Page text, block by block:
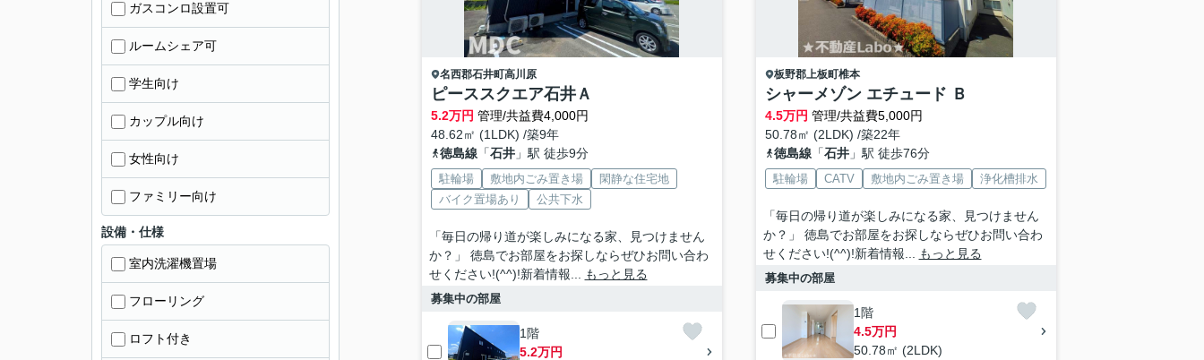
名西郡石井町高川原
ピーススクエア石井Ａ
5.2万円 管理/共益費4,000円
48.62㎡ (1LDK) /築9年
徳島線「石井」駅 徒歩9分
駐輪場 敷地内ごみ置き場
閑静な住宅地
バイク置場あり
公共下水
「毎日の帰り道が楽しみになる家、見つけません
か？」 徳島でお部屋をお探しならぜひお問い合わ
せください!(^^)!新着情報...
もっと見る
募集中の部屋
1階
5.2万円
板野郡上板町椎本
シャーメゾン エチュード Ｂ
4.5万円 管理/共益費5,000円
50.78㎡ (2LDK) /築22年
徳島線「石井」駅 徒歩76分
駐輪場 CATV 敷地内ごみ置き場 浄化槽排水
「毎日の帰り道が楽しみになる家、見つけません
か？」 徳島でお部屋をお探しならぜひお問い合わ
せください!(^^)!新着情報...
もっと見る
募集中の部屋
1階
4.5万円
50.78㎡ (2LDK)
ガスコンロ設置可
ルームシェア可
学生向け
カップル向け
女性向け
ファミリー向け
設備・仕様
室内洗濯機置場
フローリング
ロフト付き